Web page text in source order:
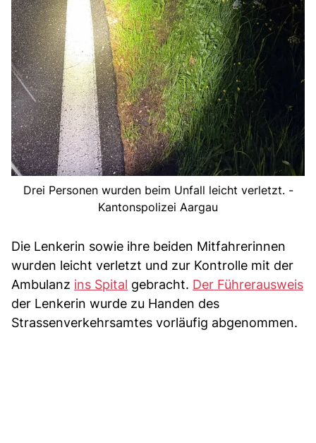
Drei Personen wurden beim Unfall leicht verletzt. -
Kantonspolizei Aargau
Die Lenkerin sowie ihre beiden Mitfahrerinnen
wurden leicht verletzt und zur Kontrolle mit der
Ambulanz ins Spital gebracht. Der Führerausweis
der Lenkerin wurde zu Handen des
Strassenverkehrsamtes vorläufig abgenommen.